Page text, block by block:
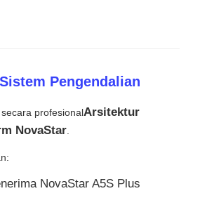
Pengendalian
profesionalArsitektur
NovaStar
NovaStar A5S Plus